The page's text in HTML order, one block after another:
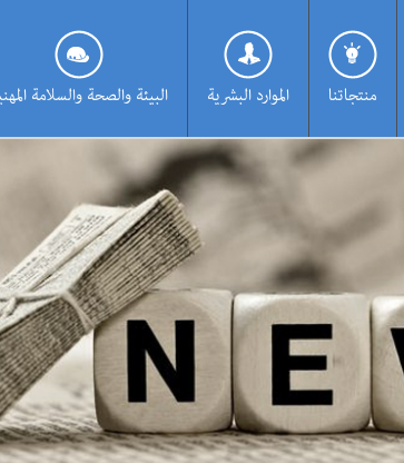
منتجاتنا الموارد البشرية البيئة والصحة والسلامة